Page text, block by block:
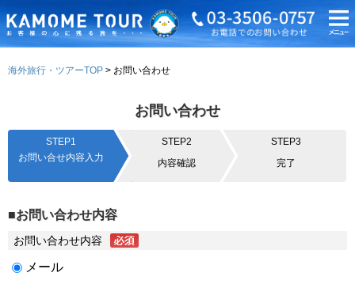
海外旅行・ツアーTOP お問い合わせ
お問い合わせ
STEP1
お問い合せ内容入力
STEP2
内容確認
STEP3
完了
■お問い合わせ内容
お問い合わせ内容
メール